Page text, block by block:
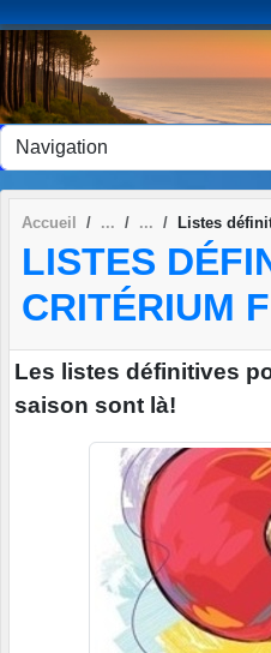
Accueil Listes
LISTES
CRITÉRIUM
Les listes définitives
saison sont là!